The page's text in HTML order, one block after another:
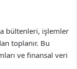
bültenleri, işlemler
toplanır. Bu
ve finansal veri